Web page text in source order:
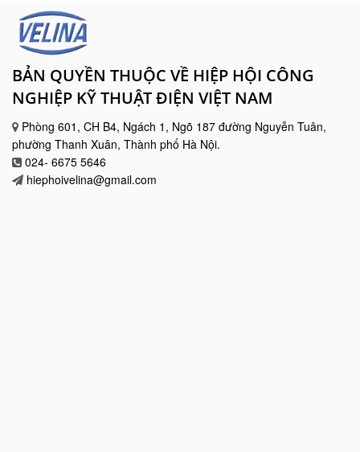
BẢN QUYỀN THUỘC VỀ HIỆP HỘI CÔNG
NGHIỆP KỸ THUẬT ĐIỆN VIỆT NAM
Phòng 601, CH B4, Ngách 1, Ngõ 187 đường Nguyễn Tuân,
phường Thanh Xuân, Thành phố Hà Nội.
024- 6675 5646
hiephoivelina@gmail.com